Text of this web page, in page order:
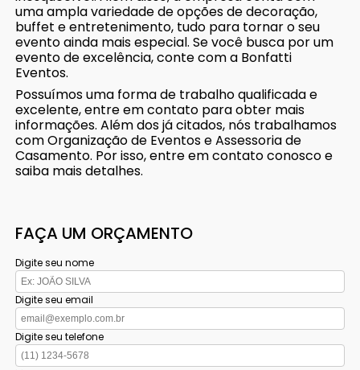
uma ampla variedade de opções de decoração,
buffet e entretenimento, tudo para tornar o seu
evento ainda mais especial. Se você busca por um
evento de excelência, conte com a Bonfatti
Eventos.
Possuímos uma forma de trabalho qualificada e
excelente, entre em contato para obter mais
informações. Além dos já citados, nós trabalhamos
com Organização de Eventos e Assessoria de
Casamento. Por isso, entre em contato conosco e
saiba mais detalhes.
FAÇA UM ORÇAMENTO
Digite seu nome
Digite seu email
Digite seu telefone